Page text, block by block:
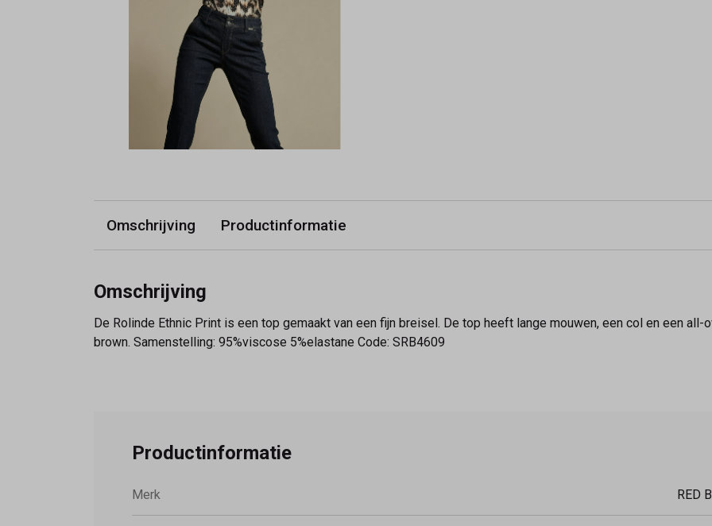
Omschrijving Productinformatie
Omschrijving
De Rolinde Ethnic Print is een top gemaakt van een fijn breisel. De top heeft lange mouwen, een col en een all-
brown. Samenstelling: 95%viscose 5%elastane Code: SRB4609
Productinformatie
Merk RED